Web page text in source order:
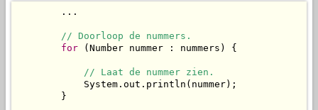
        ...
// Doorloop de nummers.
for (Number nummer : nummers) {
// Laat de nummer zien.
            System.out.println(nummer);
        }